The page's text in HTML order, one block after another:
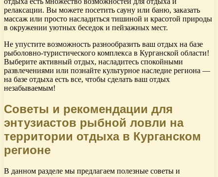
релаксации. Вы можете посетить сауну или баню, заказать
массаж или просто насладиться тишиной и красотой природы
в окружении уютных беседок и пейзажных мест.
Не упустите возможность разнообразить ваш отдых на базе
рыболовно-туристического комплекса в Курганской области!
Выберите активный отдых, насладитесь спокойными
развлечениями или познайте культурное наследие региона —
на базе отдыха есть все, чтобы сделать ваш отдых
незабываемым!
Советы и рекомендации для
энтузиастов рыбной ловли на
территории отдыха в Курганском
регионе
В данном разделе мы предлагаем полезные советы и